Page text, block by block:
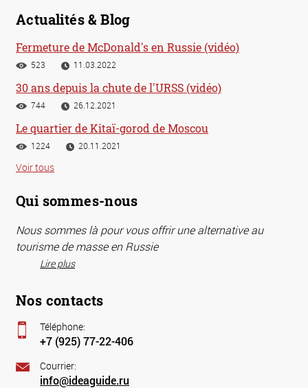
Actualités & Blog
Fermeture de McDonald's en Russie (vidéo)
523 11.03.2022
30 ans depuis la chute de l'URSS (vidéo)
744 26.12.2021
Le quartier de Kitaï-gorod de Moscou
1224 20.11.2021
Voir tous
Qui sommes-nous
Nous sommes là pour vous offrir une alternative au
tourisme de masse en Russie
Lire plus
Nos contacts
Téléphone:
+7 (925) 77-22-406
Courrier:
info@ideaguide.ru